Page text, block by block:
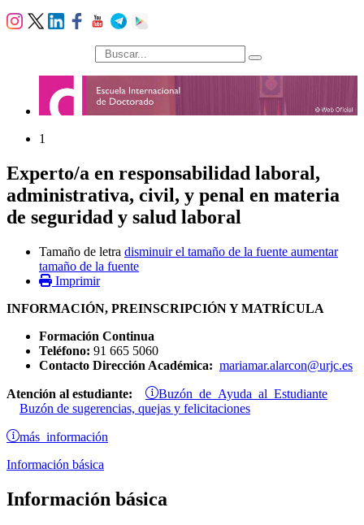
búsqueda
1
Experto/a en responsabilidad laboral,
administrativa, civil, y penal en materia
de seguridad y salud laboral
Tamaño de letra disminuir el tamaño de la fuente aumentar
tamaño de la fuente
Imprimir
INFORMACIÓN, PREINSCRIPCIÓN Y MATRÍCULA
Formación Continua
Teléfono: 91 665 5060
Contacto Dirección Académica: mariamar.alarcon@urjc.es
Atención al estudiante: Buzón de Ayuda al Estudiante
Buzón de sugerencias, quejas y felicitaciones
más información
Información básica
Información básica